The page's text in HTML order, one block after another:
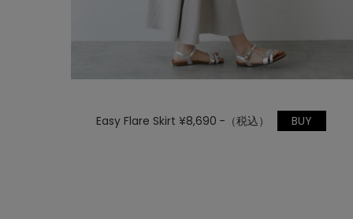
Easy Flare Skirt ¥8,690 -（税込） BUY